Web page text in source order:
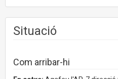
Situació
Com arribar-hi